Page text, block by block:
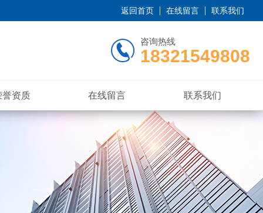
返回首页 在线留言 联系我们
咨询热线
18321549808
誉资质 在线留言 联系我们